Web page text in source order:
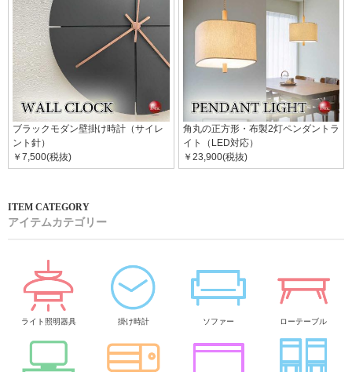
ブラックモダン壁掛け時計（サイレ
ント針）
￥7,500(税抜)
角丸の正方形・布製2灯ペンダントラ
イト（LED対応）
￥23,900(税抜)
アイテムカテゴリー
ライト照明器具 掛け時計 ソファー ローテーブル